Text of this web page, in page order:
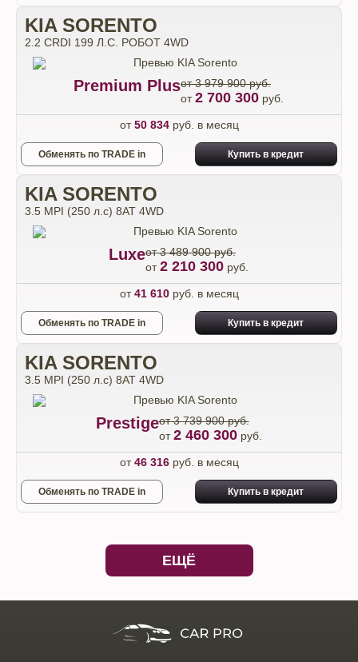
KIA SORENTO
2.2 CRDI 199 Л.С. РОБОТ 4WD
Premium Plusот 3 979 900 руб.
от2 700 300 руб.
от50 834руб. в месяц
Обменять по TRADE in Купить в кредит
KIA SORENTO
3.5 MPI (250 л.с) 8AT 4WD
Luxeот 3 489 900 руб.
от2 210 300 руб.
от41 610руб. в месяц
Обменять по TRADE in Купить в кредит
KIA SORENTO
3.5 MPI (250 л.с) 8AT 4WD
Prestigeот 3 739 900 руб.
от2 460 300руб.
от46 316руб. в месяц
Обменять по TRADE in Купить в кредит
ЕЩЁ